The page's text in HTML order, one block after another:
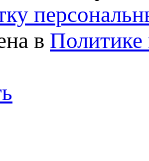
в Политике